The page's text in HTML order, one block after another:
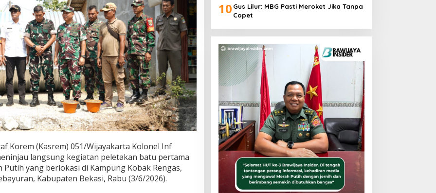
Korem (Kasrem) 051/Wijayakarta Kolonel Inf
langsung kegiatan peletakan batu pertama
yang berlokasi di Kampung Kobak Rengas,
Kabupaten Bekasi, Rabu (3/6/2026).
10 Gus Lilur: MBG Pasti Meroket Jika Tanpa
Copet